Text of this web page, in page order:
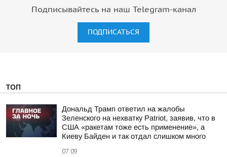
Подписывайтесь на наш Telegram-канал
ПОДПИСАТЬСЯ
ТОП
Дональд Трамп ответил на жалобы
Зеленского на нехватку Patriot, заявив, что в
США «ракетам тоже есть применение», а
Киеву Байден и так отдал слишком много
07:09